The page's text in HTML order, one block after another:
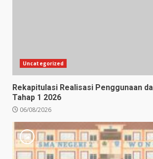
Uncategorized
Rekapitulasi Realisasi Penggunaan
Tahap 1 2026
06/08/2026